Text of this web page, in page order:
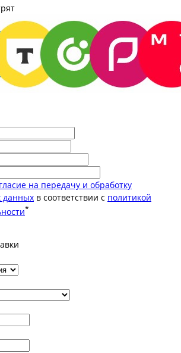
на передачу и обработку
данных в соответствии с политикой
*